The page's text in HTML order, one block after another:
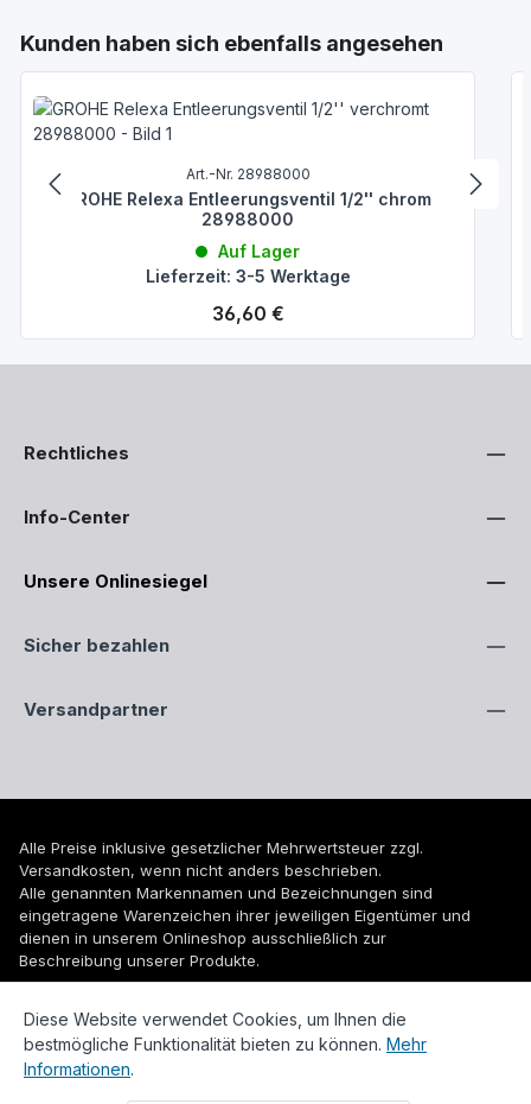
Produktgalerie überspringen
Kunden haben sich ebenfalls angesehen
Art.-Nr. 28988000
GROHE Relexa Entleerungsventil 1/2'' chrom
28988000
Auf Lager
Lieferzeit: 3-5 Werktage
Regulärer Preis:
36,60 €
Rechtliches
Info-Center
Unsere Onlinesiegel
Sicher bezahlen
Versandpartner
Alle Preise inklusive gesetzlicher Mehrwertsteuer zzgl.
Versandkosten, wenn nicht anders beschrieben.
Alle genannten Markennamen und Bezeichnungen sind
eingetragene Warenzeichen ihrer jeweiligen Eigentümer und
dienen in unserem Onlineshop ausschließlich zur
Beschreibung unserer Produkte.
© 2026 WUH24.de - Weigel und Unger Heizungs- und
Sanitärtechnik GmbH
Diese Website verwendet Cookies, um Ihnen die
bestmögliche Funktionalität bieten zu können. Mehr
Informationen.